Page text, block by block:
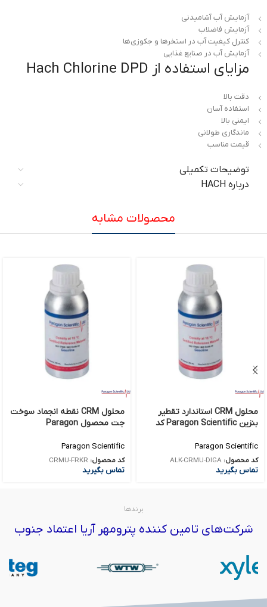
آزمایش آب آشامیدنی
آزمایش فاضلاب
کنترل کیفیت آب در استخرها و جکوزی‌ها
آزمایش آب در صنایع غذایی
مزایای استفاده از Hach Chlorine DPD
دقت بالا
استفاده آسان
ایمنی بالا
ماندگاری طولانی
قیمت مناسب
توضیحات تکمیلی
درباره HACH
محصولات مشابه
محلول CRM استاندارد تقطیر
بنزین Paragon Scientific کد
Paragon Scientific
کد محصول: ALK-CRMU-DIGA
تماس بگیرید
محلول CRM نقطه انجماد سوخت
جت محصول Paragon
Paragon Scientific
کد محصول: CRMU-FRKR
تماس بگیرید
برندها
شرکت‌های تامین کننده پترومهر آریا اعتماد جنوب